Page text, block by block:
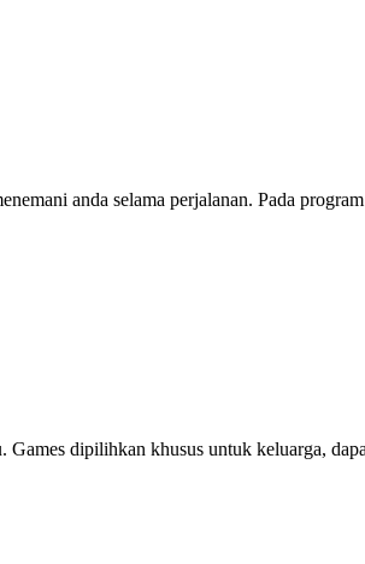
anda selama perjalanan. Pada
Games dipilihkan khusus untuk keluarga,